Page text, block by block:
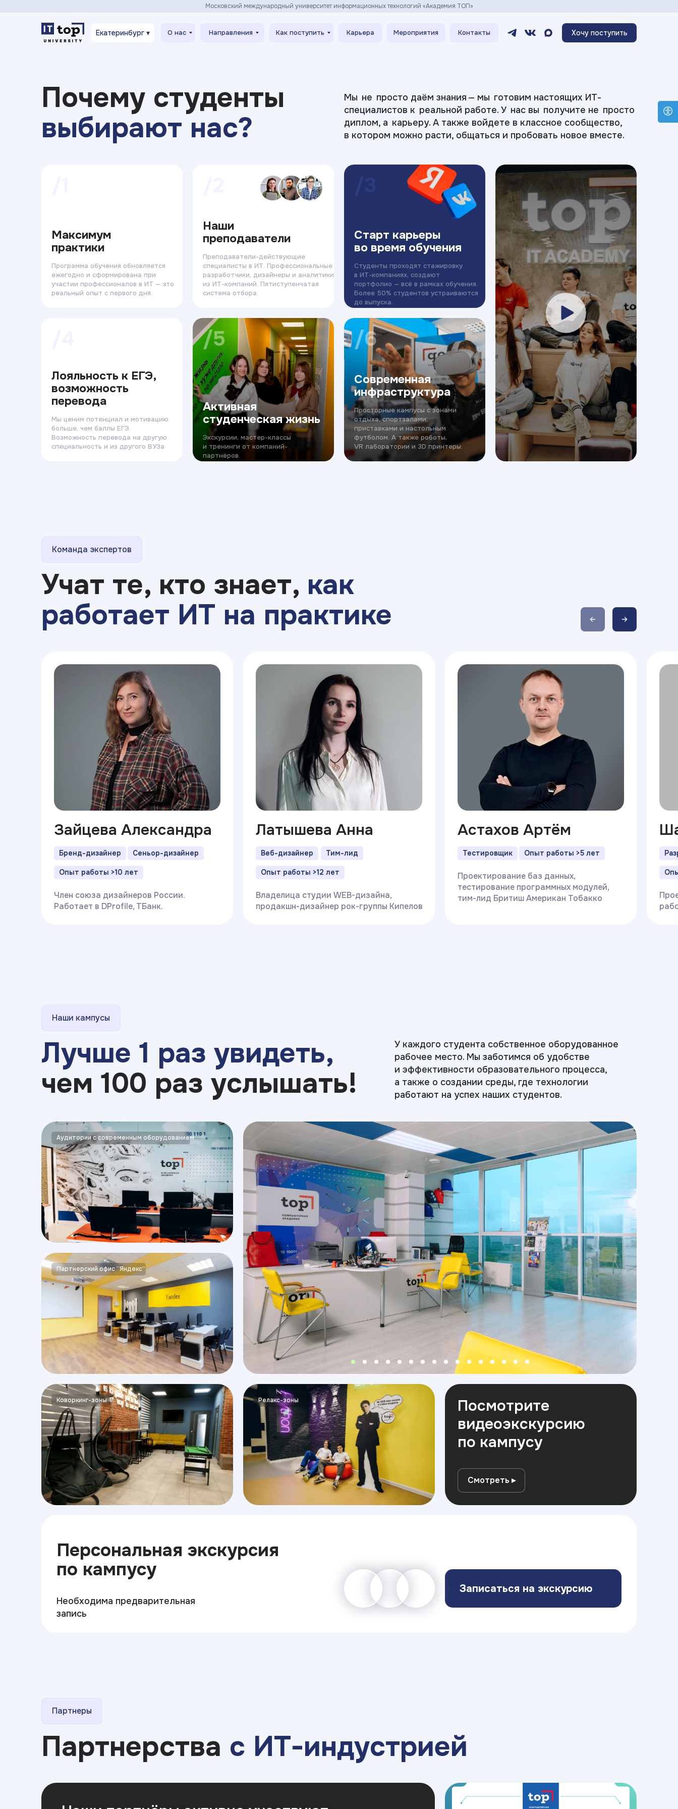
Екатеринбург ▾ Карьера Мероприятия
О нас Направления Как поступить Контакты Хочу поступить
Московский международный университет информационных технологий «Академия ТОП»
Почему студенты
выбирают нас?
Мы не просто даём знания — мы готовим настоящих ИТ-
специалистов к реальной работе. У нас вы получите не просто
диплом, а карьеру. А также войдете в классное сообщество,
в котором можно расти, общаться и пробовать новое вместе.
Максимум
практики
Программа обучения обновляется
ежегодно и сформирована при
участии профессионалов в ИТ — это
реальный опыт с первого дня.
/6
Современная
инфраструктура
Просторные кампусы с зонами
отдыха, спортзалами,
приставками и настольным
футболом. А также роботы,
VR лаборатории и 3D принтеры.
/3
Старт карьеры
во время обучения
Студенты проходят стажировку
в ИТ-компаниях, создают
портфолио — всё в рамках обучения.
Более 50% студентов устраиваются
до выпуска.
Лояльность к ЕГЭ,
возможность
перевода
Мы ценим потенциал и мотивацию
больше, чем баллы ЕГЭ.
Возможность перевода на другую
специальность и из другого ВУЗа
/5
Активная
студенческая жизнь
Экскурсии, мастер-классы
и тренинги от компаний-
партнёров.
Наши
преподаватели
Преподаватели-действующие
специалисты в ИТ. Профессиональные
разработчики, дизайнеры и аналитики
из ИТ-компаний. Пятиступенчатая
система отбора.
Учат те, кто знает, как
работает ИТ на практике
Команда экспертов
Бренд-дизайнер Сеньор-дизайнер
Опыт работы >10 лет
Член союза дизайнеров России.
Работает в DProfile, ТБанк.
Зайцева Александра
Веб-дизайнер Тим-лид
Опыт работы >12 лет
Владелица студии WEB-дизайна,
продакшн-дизайнер рок-группы Кипелов
Латышева Анна
Тестировщик Опыт работы >5 лет
Проектирование баз данных,
тестирование программных модулей,
тим-лид Бритиш Американ Тобакко
Астахов Артём
Записаться на экскурсию
Необходима предварительная
запись
Персональная экскурсия
по кампусу
Наши кампусы
У каждого студента собственное оборудованное
рабочее место. Мы заботимся об удобстве
и эффективности образовательного процесса,
а также о создании среды, где технологии
работают на успех наших студентов.
Лучше 1 раз увидеть,
чем 100 раз услышать!
Аудитории с современным оборудованием
Партнерский офис “Яндекс”
Коворкинг-зоны Релакс-зоны
Смотреть ▸
Посмотрите
видеоэкскурсию
по кампусу
Партнерства с ИТ-индустрией
Партнеры